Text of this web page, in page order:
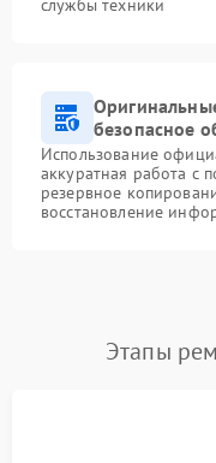
службы техники
безопасное
Использование
аккуратная работа с
резервное
восстановление
Этапы